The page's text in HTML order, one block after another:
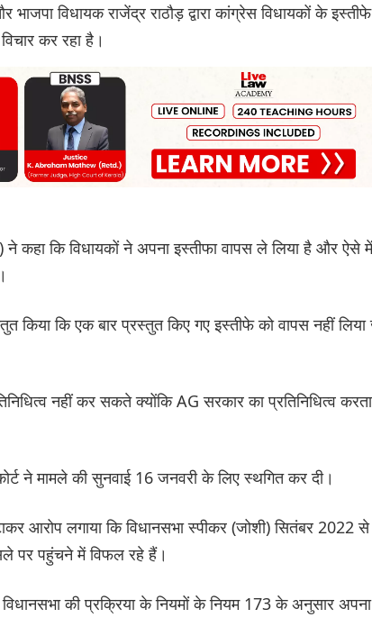
भाजपा विधायक राजेंद्र राठौड़ द्वारा कांग्रेस विधायकों के इस्तीफे
कर रहा है।
कि विधायकों ने अपना इस्तीफा वापस ले लिया है और ऐसे में
किया कि एक बार प्रस्तुत किए गए इस्तीफे को वापस नहीं लिया
नहीं कर सकते क्योंकि AG सरकार का प्रतिनिधित्व करता
ने मामले की सुनवाई 16 जनवरी के लिए स्थगित कर दी।
आरोप लगाया कि विधानसभा स्पीकर (जोशी) सितंबर 2022 से
पर पहुंचने में विफल रहे हैं।
की प्रक्रिया के नियमों के नियम 173 के अनुसार अपना